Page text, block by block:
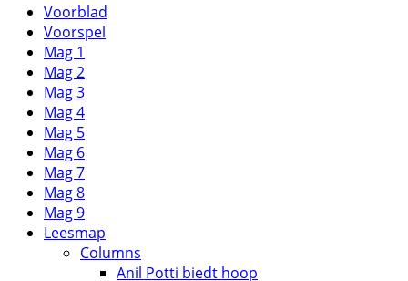
Voorblad
Voorspel
Mag 1
Mag 2
Mag 3
Mag 4
Mag 5
Mag 6
Mag 7
Mag 8
Mag 9
Leesmap
Columns
Anil Potti biedt hoop